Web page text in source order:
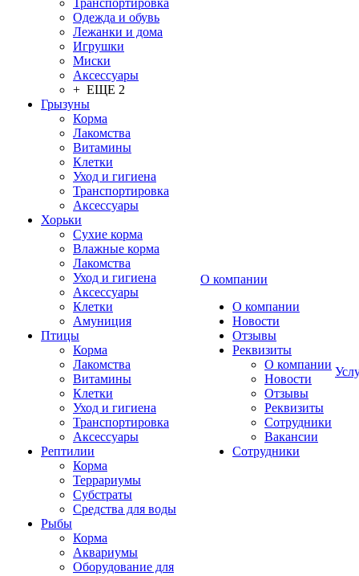
Транспортировка
Одежда и обувь
Лежанки и дома
Игрушки
Миски
Аксессуары
+ ЕЩЕ 2
Грызуны
Корма
Лакомства
Витамины
Клетки
Уход и гигиена
Транспортировка
Аксессуары
Хорьки
Сухие корма
Влажные корма
Лакомства
Уход и гигиена
Аксессуары
Клетки
Амуниция
Птицы
Корма
Лакомства
Витамины
Клетки
Уход и гигиена
Транспортировка
Аксессуары
Рептилии
Корма
Террариумы
Субстраты
Средства для воды
Рыбы
Корма
Аквариумы
Оборудование для
О компании
О компании
Новости
Отзывы
Реквизиты
О компании
Новости
Отзывы
Реквизиты
Сотрудники
Вакансии
Сотрудники